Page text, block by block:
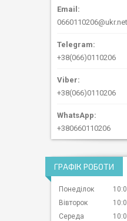
0660110206@ukr.net
+38(066)0110206
+38(066)0110206
+380660110206
ГРАФІК РОБОТИ
Понеділок
Вівторок
Середа